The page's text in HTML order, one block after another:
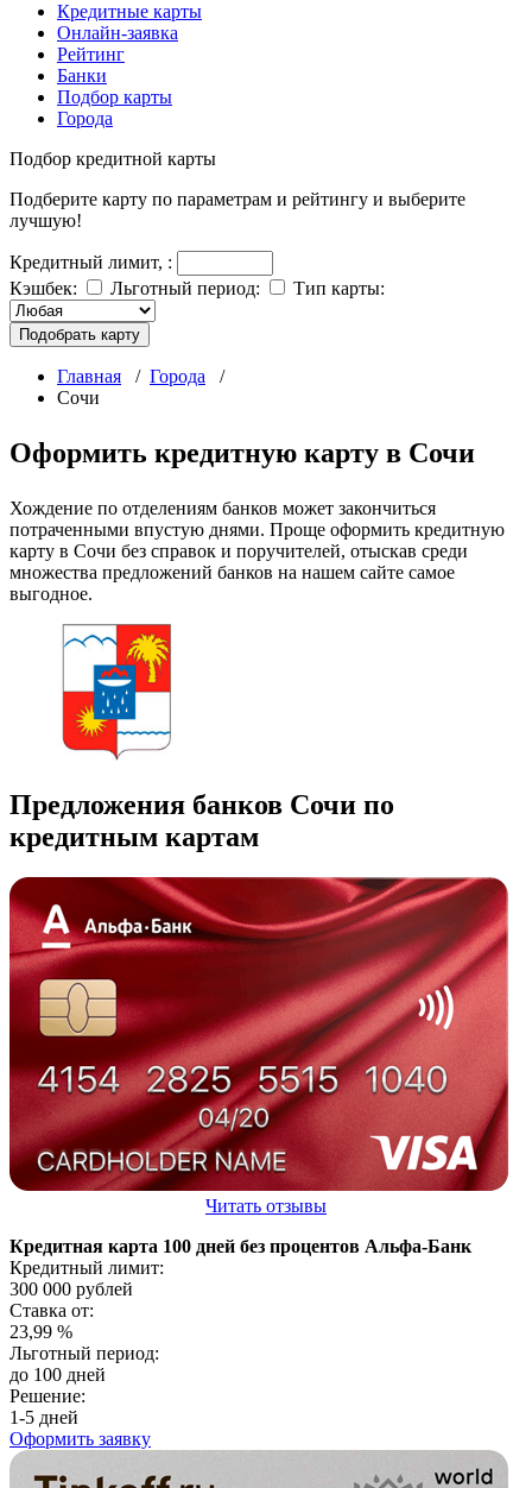
Кредитные карты
Онлайн-заявка
Рейтинг
Банки
Подбор карты
Города
Подбор кредитной карты
Подберите карту по параметрам и рейтингу и выберите
лучшую!
Кредитный лимит, :
Кэшбек:
Льготный период: Тип карты:
Подобрать карту
Главная / Города /
Сочи
Оформить кредитную карту в Сочи
Хождение по отделениям банков может закончиться
потраченными впустую днями. Проще оформить кредитную
карту в Сочи без справок и поручителей, отыскав среди
множества предложений банков на нашем сайте самое
выгодное.
Предложения банков Сочи по
кредитным картам
Читать отзывы
Кредитная карта 100 дней без процентов Альфа-Банк
Кредитный лимит:
300 000 рублей
Ставка от:
23,99 %
Льготный период:
до 100 дней
Решение:
1-5 дней
Оформить заявку